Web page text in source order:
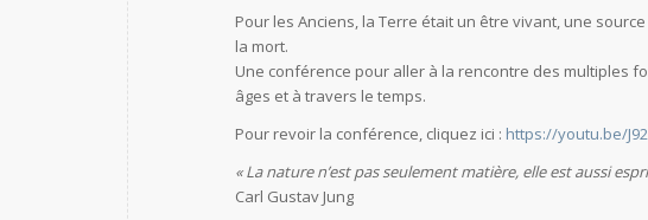
Pour les Anciens, la Terre était un être vivant, une
la mort.
Une conférence pour aller à la rencontre des multiples
âges et à travers le temps.
Pour revoir la conférence, cliquez ici : https://youtu.be/
« La nature n’est pas seulement matière, elle est aussi
Carl Gustav Jung